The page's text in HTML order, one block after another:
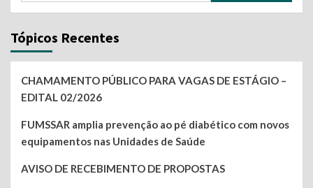
Tópicos Recentes
CHAMAMENTO PÚBLICO PARA VAGAS DE ESTÁGIO –
EDITAL 02/2026
FUMSSAR amplia prevenção ao pé diabético com novos
equipamentos nas Unidades de Saúde
AVISO DE RECEBIMENTO DE PROPOSTAS